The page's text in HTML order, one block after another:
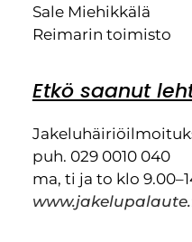
Sale Miehikkälä
Reimarin toimisto
Etkö saanut
puh. 029 0010 040
ma, ti ja to klo